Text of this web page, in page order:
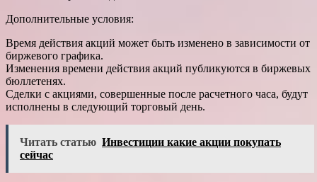
Дополнительные условия:
Время действия акций может быть изменено в зависимости от
биржевого графика.
Изменения времени действия акций публикуются в биржевых
бюллетенях.
Сделки с акциями, совершенные после расчетного часа, будут
исполнены в следующий торговый день.
Читать статью Инвестиции какие акции покупать
сейчас